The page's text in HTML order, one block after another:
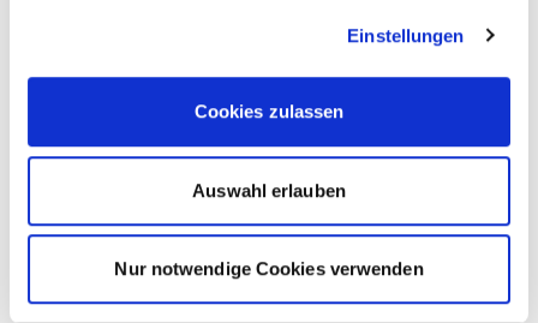
Einstellungen
Cookies zulassen
Auswahl erlauben
Nur notwendige Cookies verwenden